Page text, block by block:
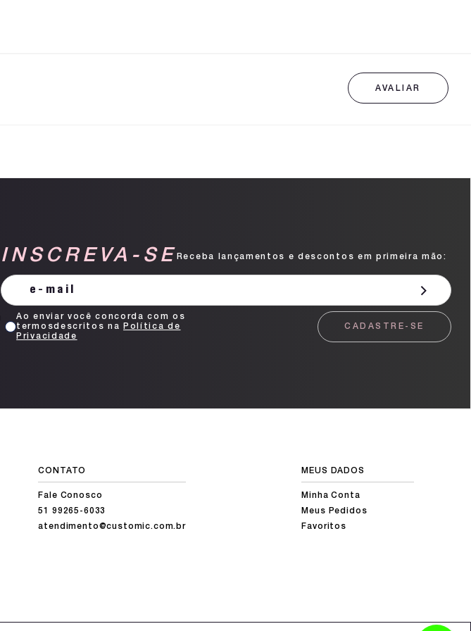
INSCREVA-SE Receba lançamentos e descontos em primeira mão:
CADASTRE-SE
Ao enviar você concorda com os
termosdescritos na
Política de
Privacidade
CONTATO
Fale Conosco
51 99265-6033
atendimento@customic.com.br
MEUS DADOS
Minha Conta
Meus Pedidos
Favoritos